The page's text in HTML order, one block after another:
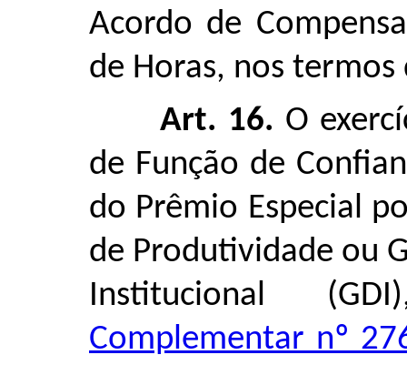
Acordo de
de Horas, nos
Art. 16. O
de Função de
do Prêmio Especial
de Produtividade ou
Institucional
Complementar nº